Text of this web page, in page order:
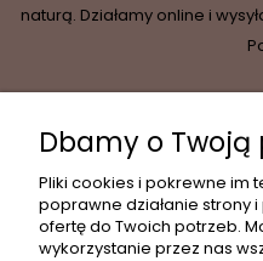
naturą. Działamy online i
Dbamy o
Pliki cookies i pokrewne im
poprawne działanie
ofertę do Twoich potrzeb.
wykorzystanie przez nas